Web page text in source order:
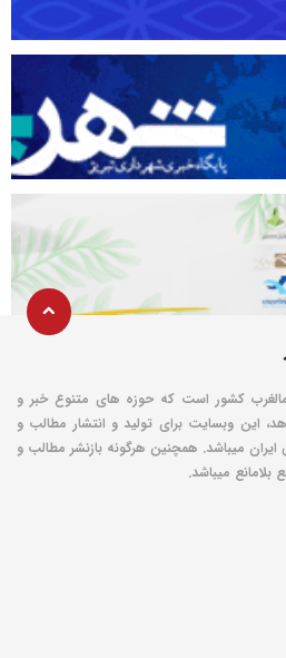
کشور است که حوزه های متنوع خبر و
این وبسایت برای تولید و انتشار مطالب و
ایران میباشد. همچنین هرگونه بازنشر مطالب و
بلامانع میباشد.